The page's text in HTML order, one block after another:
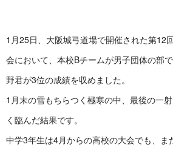
1月25日、大阪城弓道場で開催された第12
会において、本校Bチームが男子団体の部
野君が3位の成績を収めました。
1月末の雪もちらつく極寒の中、最後の一
く臨んだ結果です。
中学3年生は4月からの高校の大会でも、ま